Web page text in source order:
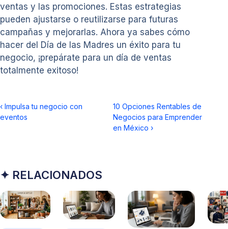
ventas y las promociones. Estas estrategias
pueden ajustarse o reutilizarse para futuras
campañas y mejorarlas. Ahora ya sabes cómo
hacer del Día de las Madres un éxito para tu
negocio, ¡prepárate para un día de ventas
totalmente exitoso!
‹ Impulsa tu negocio con
eventos
10 Opciones Rentables de
Negocios para Emprender
en México ›
✦ RELACIONADOS